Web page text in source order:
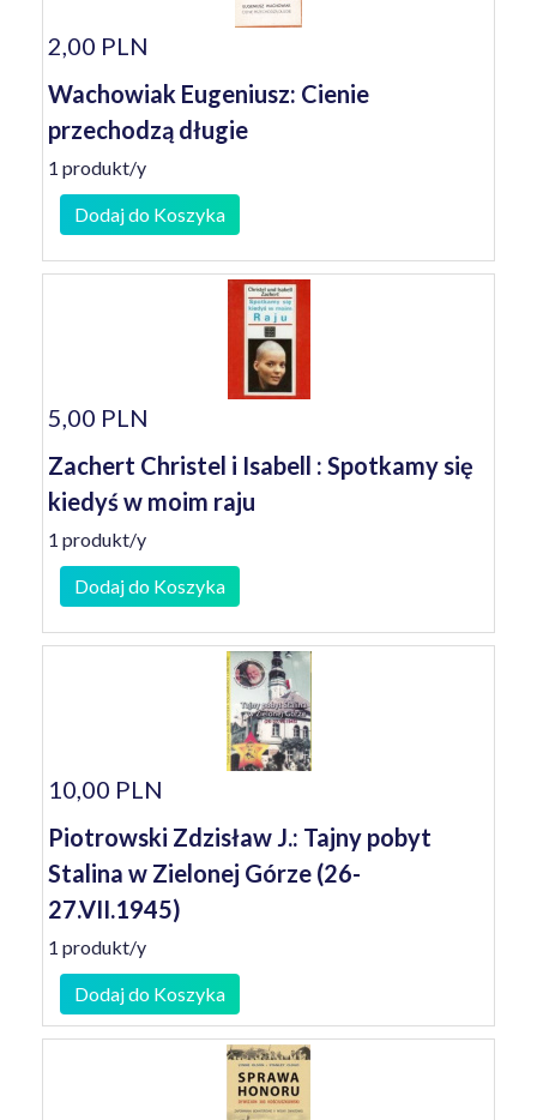
2,00 PLN
Wachowiak Eugeniusz: Cienie
przechodzą długie
1 produkt/y
Dodaj do Koszyka
5,00 PLN
Zachert Christel i Isabell : Spotkamy się
kiedyś w moim raju
1 produkt/y
Dodaj do Koszyka
10,00 PLN
Piotrowski Zdzisław J.: Tajny pobyt
Stalina w Zielonej Górze (26-
27.VII.1945)
1 produkt/y
Dodaj do Koszyka